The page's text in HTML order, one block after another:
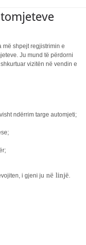
më shpejt regjistrimin e
Ju mund të përdorni
vizitën në vendin e
ndërrim targe automjeti;
i gjeni ju në linjë.